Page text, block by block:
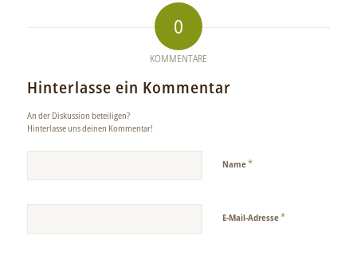
0
KOMMENTARE
Hinterlasse ein Kommentar
An der Diskussion beteiligen?
Hinterlasse uns deinen Kommentar!
Name*
E-Mail-Adresse*